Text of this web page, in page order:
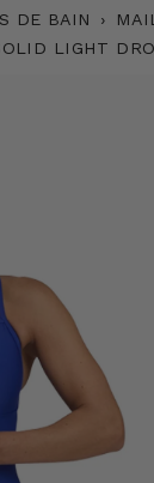
DE BAIN ›
LIGHT